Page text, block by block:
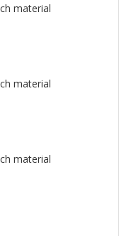
material
material
material